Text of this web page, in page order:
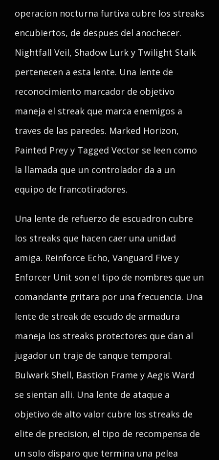
operacion nocturna furtiva cubre los streaks
encubiertos, de despues del anochecer.
Nightfall Veil, Shadow Lurk y Twilight Stalk
pertenecen a esta lente. Una lente de
reconocimiento marcador de objetivo
maneja el streak que marca enemigos a
traves de las paredes. Marked Horizon,
Painted Prey y Tagged Vector se leen como
la llamada que un controlador da a un
equipo de francotiradores.
Una lente de refuerzo de escuadron cubre
los streaks que hacen caer una unidad
amiga. Reinforce Echo, Vanguard Five y
Enforcer Unit son el tipo de nombres que un
comandante gritara por una frecuencia. Una
lente de streak de escudo de armadura
maneja los streaks protectores que dan al
jugador un traje de tanque temporal.
Bulwark Shell, Bastion Frame y Aegis Ward
se sientan alli. Una lente de ataque a
objetivo de alto valor cubre los streaks de
elite de precision, el tipo de recompensa de
un solo disparo que termina una pelea